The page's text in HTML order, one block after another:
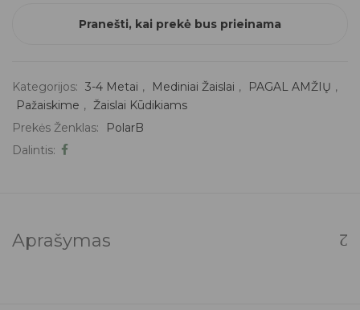
Pranešti, kai prekė bus prieinama
Kategorijos: 3-4 Metai , Mediniai Žaislai , PAGAL AMŽIŲ ,
Pažaiskime ,
Žaislai Kūdikiams
Prekės Ženklas:
PolarB
Dalintis:
Aprašymas